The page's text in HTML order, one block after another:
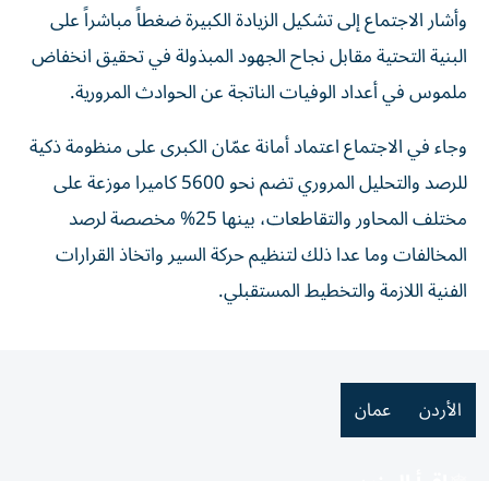
وأشار الاجتماع إلى تشكيل الزيادة الكبيرة ضغطاً مباشراً على
البنية التحتية مقابل نجاح الجهود المبذولة في تحقيق انخفاض
ملموس في أعداد الوفيات الناتجة عن الحوادث المرورية.
وجاء في الاجتماع اعتماد أمانة عمّان الكبرى على منظومة ذكية
للرصد والتحليل المروري تضم نحو 5600 كاميرا موزعة على
مختلف المحاور والتقاطعات، بينها 25% مخصصة لرصد
المخالفات وما عدا ذلك لتنظيم حركة السير واتخاذ القرارات
الفنية اللازمة والتخطيط المستقبلي.
الأردن عمان